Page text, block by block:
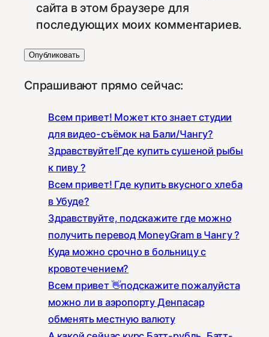
сайта в этом браузере для
последующих моих комментариев.
Спрашивают прямо сейчас:
Всем привет! Может кто знает студии
для видео-съёмок на Бали/Чангу?
Здравствуйте!Где купить сушеной рыбы
к пиву ?
Всем привет! Где купить вкусного хлеба
в Убуде?
Здравствуйте, подскажите где можно
получить перевод MoneyGram в Чангу ?
Куда можно срочно в больницу с
кровотечением?
Всем привет 👋подскажите пожалуйста
можно ли в аэропорту Денпасар
обменять местную валюту